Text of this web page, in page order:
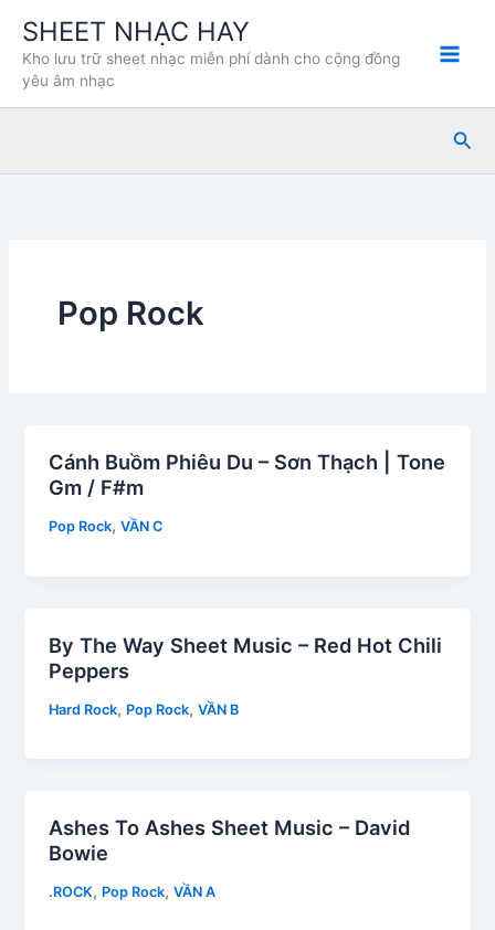
dung
SHEET NHẠC HAY
Kho lưu trữ sheet nhạc miễn phí dành cho cộng đồng
yêu âm nhạc
Tìm
Pop Rock
Cánh Buồm Phiêu Du – Sơn Thạch | Tone
Gm / F#m
Pop Rock,VẦN C
By The Way Sheet Music – Red Hot Chili
Peppers
Hard Rock, Pop Rock,VẦN B
Ashes To Ashes Sheet Music – David
Bowie
.ROCK, Pop Rock,VẦN A